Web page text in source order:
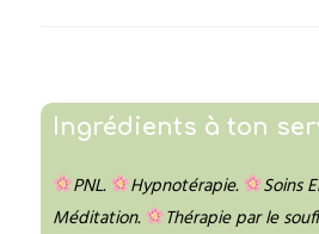
Ingrédients à ton
PNL. Hypnotérapie.
Soins
Méditation.
Thérapie par le